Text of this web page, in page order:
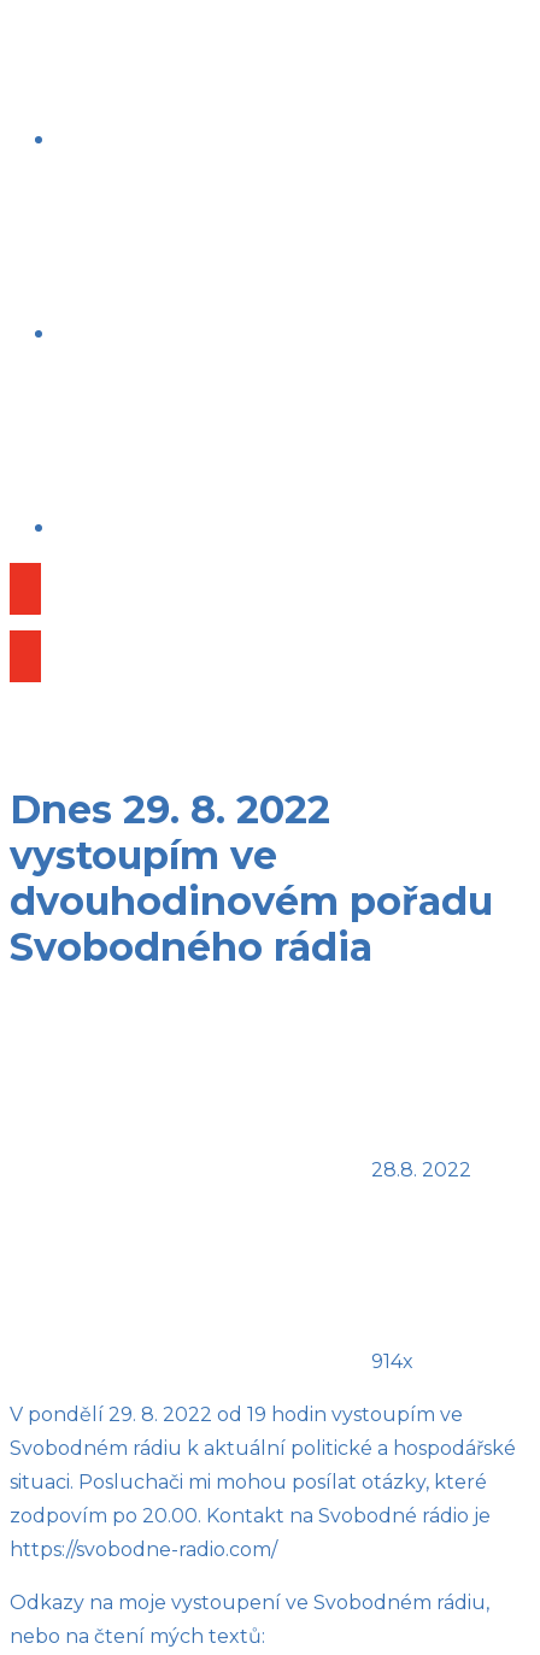
Publikace
Dnes 29. 8. 2022
vystoupím ve
dvouhodinovém pořadu
Svobodného rádia
28.8. 2022
914x
V pondělí 29. 8. 2022 od 19 hodin vystoupím ve
Svobodném rádiu k aktuální politické a hospodářské
situaci. Posluchači mi mohou posílat otázky, které
zodpovím po 20.00. Kontakt na Svobodné rádio je
https://svobodne-radio.com/
Odkazy na moje vystoupení ve Svobodném rádiu,
nebo na čtení mých textů: